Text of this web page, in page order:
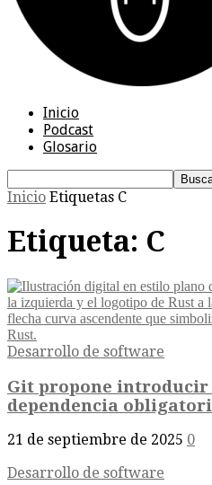
Inicio
Podcast
Glosario
Inicio Etiquetas C
Etiqueta: C
Desarrollo de software
Git propone introducir
dependencia
21 de septiembre de 2025 0
Desarrollo de software